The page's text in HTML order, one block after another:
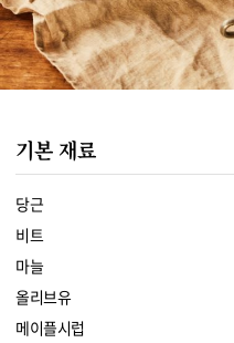
기본 재료
당근
비트
마늘
올리브유
메이플시럽